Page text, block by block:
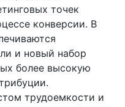
точек
конверсии. В
и новый набор
более высокую
трудоемкости и